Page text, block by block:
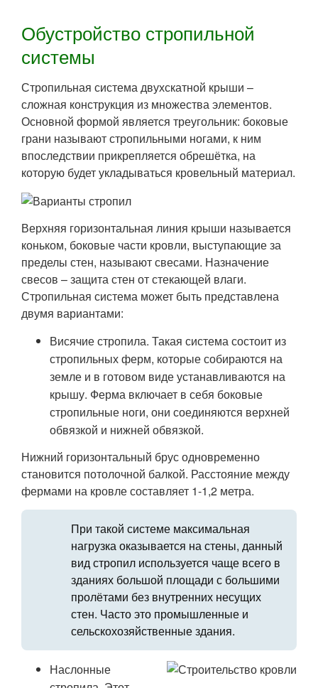
Обустройство стропильной
системы
Стропильная система двухскатной крыши –
сложная конструкция из множества элементов.
Основной формой является треугольник: боковые
грани называют стропильными ногами, к ним
впоследствии прикрепляется обрешётка, на
которую будет укладываться кровельный материал.
Верхняя горизонтальная линия крыши называется
коньком, боковые части кровли, выступающие за
пределы стен, называют свесами. Назначение
свесов – защита стен от стекающей влаги.
Стропильная система может быть представлена
двумя вариантами:
Висячие стропила. Такая система состоит из
стропильных ферм, которые собираются на
земле и в готовом виде устанавливаются на
крышу. Ферма включает в себя боковые
стропильные ноги, они соединяются верхней
обвязкой и нижней обвязкой.
Нижний горизонтальный брус одновременно
становится потолочной балкой. Расстояние между
фермами на кровле составляет 1-1,2 метра.
При такой системе максимальная
нагрузка оказывается на стены, данный
вид стропил используется чаще всего в
зданиях большой площади с большими
пролётами без внутренних несущих
стен. Часто это промышленные и
сельскохозяйственные здания.
Наслонные